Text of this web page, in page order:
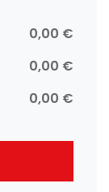
0,00 €
0,00 €
0,00 €